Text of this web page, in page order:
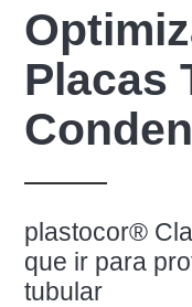
Placas
plastocor®
que ir para
tubular